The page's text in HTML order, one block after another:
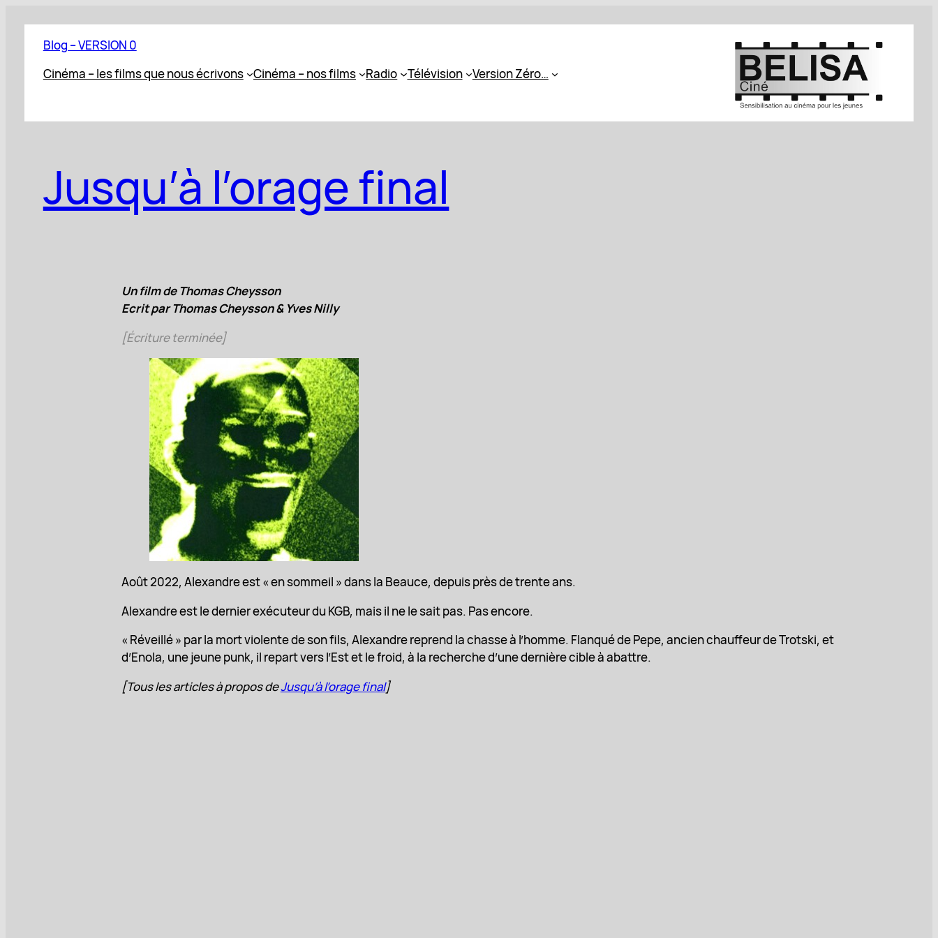
contenuBlog – VERSION 0
Cinéma – les films que nous écrivons
Cinéma – nos films Radio Télévision Version Zéro…
Jusqu’à l’orage final
Un film de Thomas Cheysson
Ecrit par Thomas Cheysson & Yves Nilly
[Écriture terminée]
Août 2022, Alexandre est « en sommeil » dans la Beauce, depuis près de trente ans.
Alexandre est le dernier exécuteur du KGB, mais il ne le sait pas. Pas encore.
« Réveillé » par la mort violente de son fils, Alexandre reprend la chasse à l’homme. Flanqué de Pepe, ancien chauffeur de Trotski, et
d’Enola, une jeune punk, il repart vers l’Est et le froid, à la recherche d’une dernière cible à abattre.
[Tous les articles à propos deJusqu’à l’orage final]